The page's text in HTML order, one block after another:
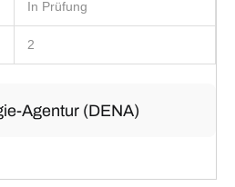
In Prüfung
2
Agentur (DENA)